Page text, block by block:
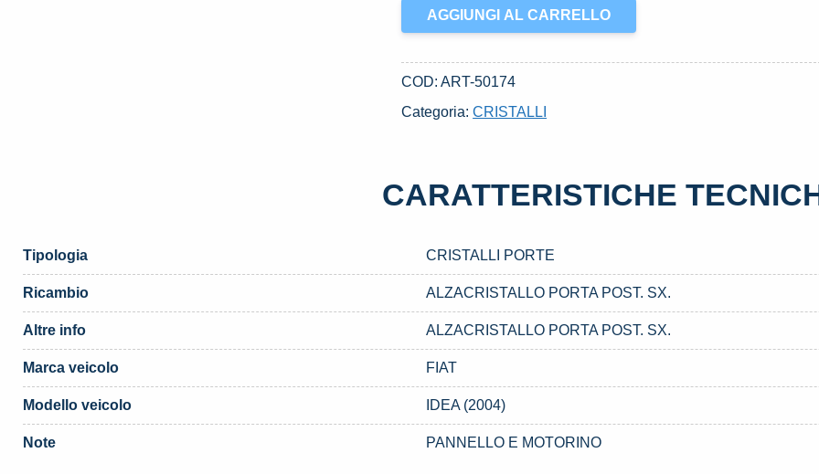
ALZACRISTALLO
PORTA
SX.
quantità
AGGIUNGI AL CARRELLO
COD:ART-50174
Categoria:CRISTALLI
CARATTERISTICHE
Tipologia CRISTALLI PORTE
Ricambio ALZACRISTALLO PORTA POST. SX.
Altre info ALZACRISTALLO PORTA POST. SX.
Marca veicolo FIAT
Modello veicolo IDEA (2004)
Note PANNELLO E MOTORINO